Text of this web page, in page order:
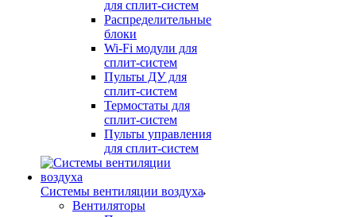
для сплит-систем
Распределительные
блоки
Wi-Fi модули для
сплит-систем
Пульты ДУ для
сплит-систем
Термостаты для
сплит-систем
Пульты управления
для сплит-систем
Системы вентиляции воздуха
Вентиляторы